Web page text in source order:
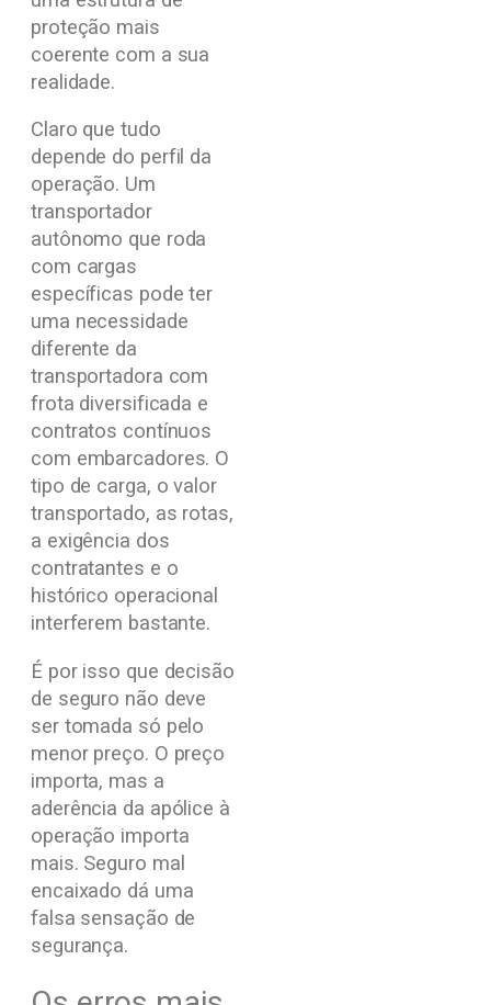
proteção mais
coerente com a sua
realidade.
Claro que tudo
depende do perfil da
operação. Um
transportador
autônomo que roda
com cargas
específicas pode ter
uma necessidade
diferente da
transportadora com
frota diversificada e
contratos contínuos
com embarcadores. O
tipo de carga, o valor
transportado, as rotas,
a exigência dos
contratantes e o
histórico operacional
interferem bastante.
É por isso que decisão
de seguro não deve
ser tomada só pelo
menor preço. O preço
importa, mas a
aderência da apólice à
operação importa
mais. Seguro mal
encaixado dá uma
falsa sensação de
segurança.